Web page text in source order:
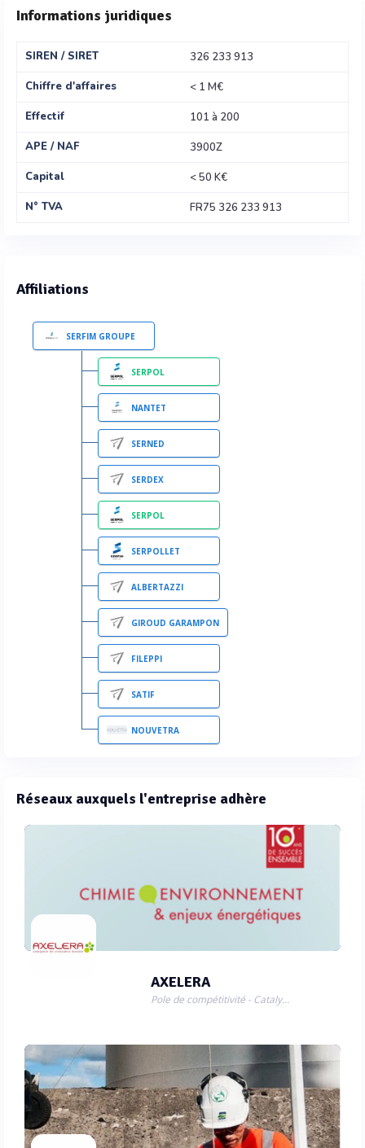
Informations juridiques
SIREN / SIRET
326 233 913
Chiffre d'affaires
< 1 M€
Effectif
101 à 200
APE / NAF
3900Z
Capital
< 50 K€
N° TVA
FR75 326 233 913
Affiliations
SERFIM GROUPE
SERPOL
NANTET
SERNED
SERDEX
SERPOL
SERPOLLET
ALBERTAZZI
GIROUD GARAMPON
FILEPPI
SATIF
NOUVETRA
Réseaux auxquels l'entreprise adhère
AXELERA
Pole de compétitivité - Catalyseur de croissance durable